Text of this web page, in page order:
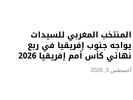
المنتخب المغربي للسيدات
يواجه جنوب إفريقيا في ربع
نهائي كأس أمم إفريقيا 2026
أغسطس 5, 2026